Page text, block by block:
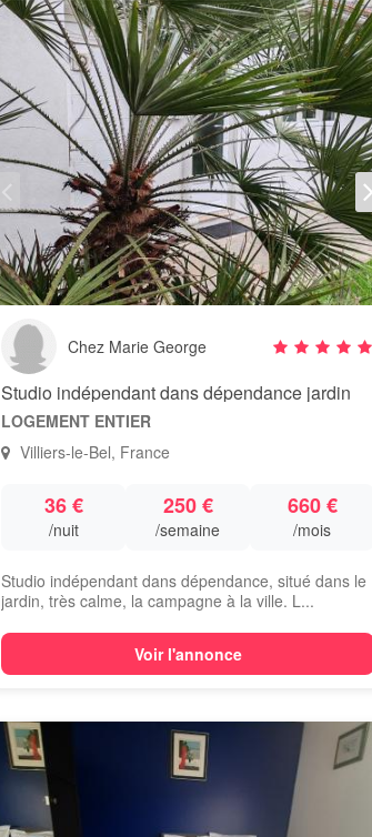
Chez Marie George
Studio indépendant dans dépendance jardin
LOGEMENT ENTIER
Villiers-le-Bel, France
36 €
/nuit
250 €
/semaine
660 €
/mois
Studio indépendant dans dépendance, situé dans le
jardin, très calme, la campagne à la ville. L...
Voir l'annonce